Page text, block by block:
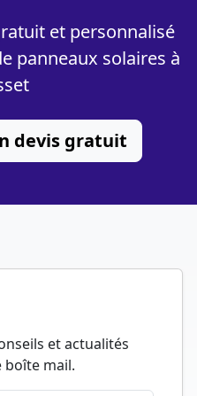
et personnalisé
panneaux solaires à
devis gratuit
et actualités
mail.